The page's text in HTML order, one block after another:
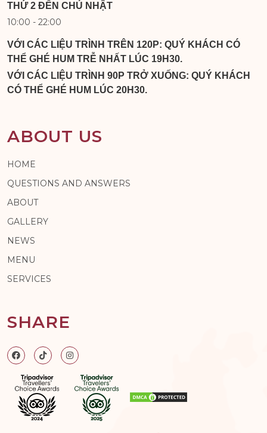
THỨ 2 ĐẾN CHỦ NHẬT
10:00 - 22:00
VỚI CÁC LIỆU TRÌNH TRÊN 120P: QUÝ KHÁCH CÓ
THỂ GHÉ HUM TRỄ NHẤT LÚC 19H30.
VỚI CÁC LIỆU TRÌNH 90P TRỞ XUỐNG: QUÝ KHÁCH
CÓ THỂ GHÉ HUM LÚC 20H30.
ABOUT US
HOME
QUESTIONS AND ANSWERS
ABOUT
GALLERY
NEWS
MENU
SERVICES
SHARE